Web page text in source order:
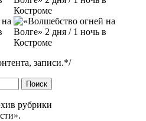
записи.*/
рубрики